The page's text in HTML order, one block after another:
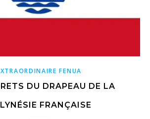
FENUA
DU DRAPEAU DE LA
FRANÇAISE